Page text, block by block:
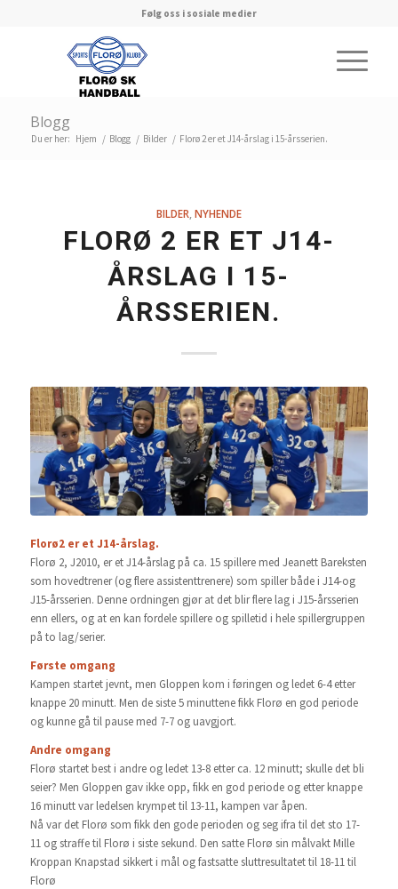
Følg oss i sosiale medier
Blogg
Du er her: Hjem / Blogg / Bilder / Florø 2 er et J14-årslag i 15-årsserien.
BILDER NYHENDE
FLORØ 2 ER ET J14-
ÅRSLAG I 15-
ÅRSSERIEN.
Florø2 er et J14-årslag.
Florø 2, J2010, er et J14-årslag på ca. 15 spillere med Jeanett Bareksten
som hovedtrener (og flere assistenttrenere) som spiller både i J14-og
J15-årsserien. Denne ordningen gjør at det blir flere lag i J15-årsserien
enn ellers, og at en kan fordele spillere og spilletid i hele spillergruppen
på to lag/serier.
Første omgang
Kampen startet jevnt, men Gloppen kom i føringen og ledet 6-4 etter
knappe 20 minutt. Men de siste 5 minuttene fikk Florø en god periode
og kunne gå til pause med 7-7 og uavgjort.
Andre omgang
Florø startet best i andre og ledet 13-8 etter ca. 12 minutt; skulle det bli
seier? Men Gloppen gav ikke opp, fikk en god periode og etter knappe
16 minutt var ledelsen krympet til 13-11, kampen var åpen.
Nå var det Florø som fikk den gode perioden og seg ifra til det sto 17-
11 og straffe til Florø i siste sekund. Den satte Florø sin målvakt Mille
Kroppan Knapstad sikkert i mål og fastsatte sluttresultatet til 18-11 til
Florø